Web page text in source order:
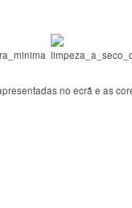
no ecrã e as